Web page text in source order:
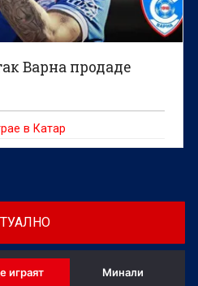
Варна продаде
в Катар
играят Минали